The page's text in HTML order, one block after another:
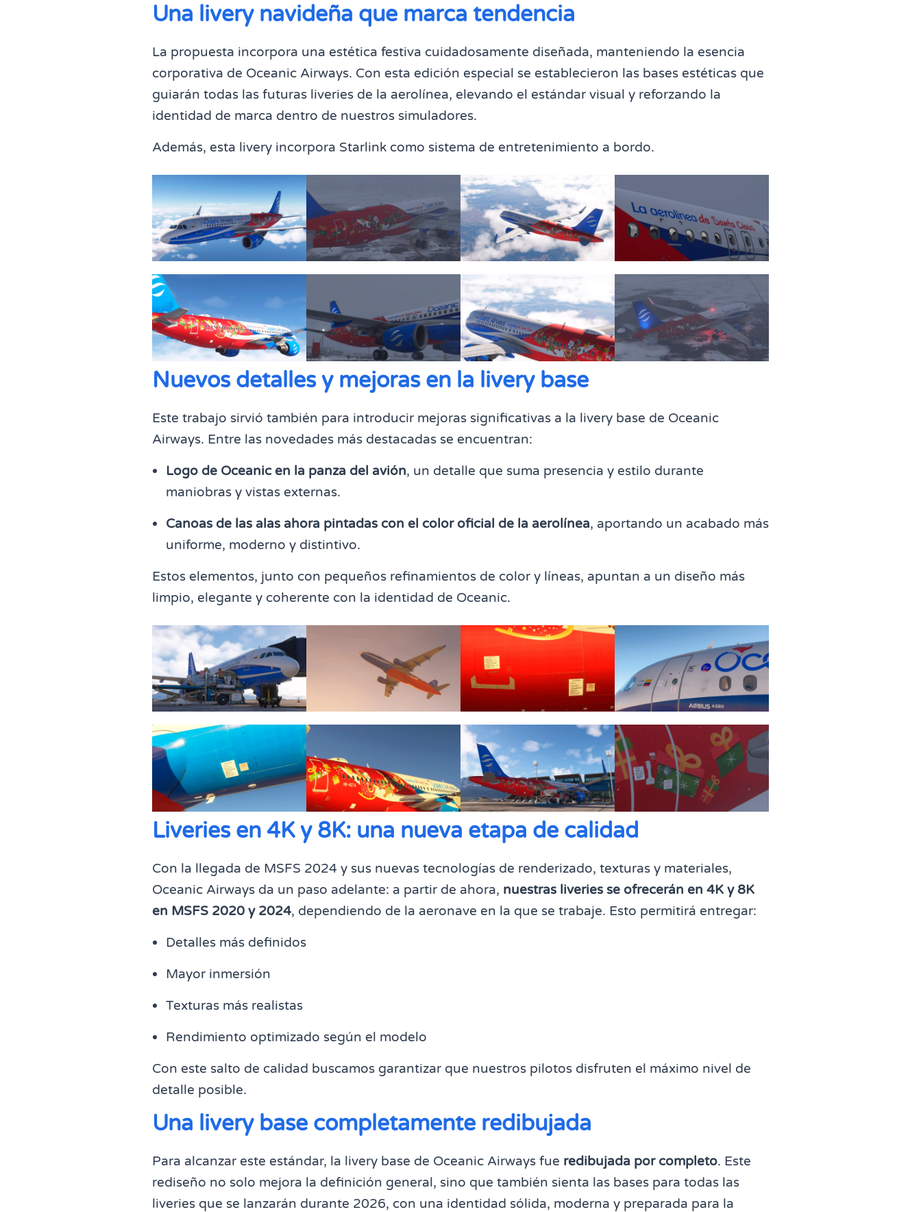
Una livery navideña que marca tendencia
La propuesta incorpora una estética festiva cuidadosamente diseñada, manteniendo la esencia
corporativa de Oceanic Airways. Con esta edición especial se establecieron las bases estéticas que
guiarán todas las futuras liveries de la aerolínea, elevando el estándar visual y reforzando la
identidad de marca dentro de nuestros simuladores.
Además, esta livery incorpora Starlink como sistema de entretenimiento a bordo.
Nuevos detalles y mejoras en la livery base
Este trabajo sirvió también para introducir mejoras significativas a la livery base de Oceanic
Airways. Entre las novedades más destacadas se encuentran:
Logo de Oceanic en la panza del avión, un detalle que suma presencia y estilo durante
maniobras y vistas externas.
Canoas de las alas ahora pintadas con el color oficial de la aerolínea, aportando un acabado más
uniforme, moderno y distintivo.
Estos elementos, junto con pequeños refinamientos de color y líneas, apuntan a un diseño más
limpio, elegante y coherente con la identidad de Oceanic.
Liveries en 4K y 8K: una nueva etapa de calidad
Con la llegada de MSFS 2024 y sus nuevas tecnologías de renderizado, texturas y materiales,
Oceanic Airways da un paso adelante: a partir de ahora, nuestras liveries se ofrecerán en 4K y 8K
en MSFS 2020 y 2024, dependiendo de la aeronave en la que se trabaje. Esto permitirá entregar:
Detalles más definidos
Mayor inmersión
Texturas más realistas
Rendimiento optimizado según el modelo
Con este salto de calidad buscamos garantizar que nuestros pilotos disfruten el máximo nivel de
detalle posible.
Una livery base completamente redibujada
Para alcanzar este estándar, la livery base de Oceanic Airways fue redibujada por completo. Este
rediseño no solo mejora la definición general, sino que también sienta las bases para todas las
liveries que se lanzarán durante 2026, con una identidad sólida, moderna y preparada para la